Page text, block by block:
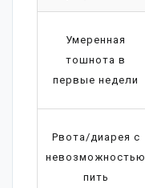
Умеренная
тошнота в
первые недели
Рвота/диарея с
невозможностью
пить